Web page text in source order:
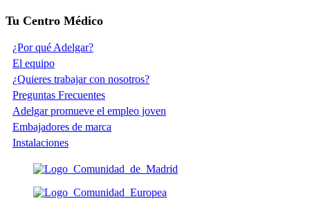
Tu Centro Médico
¿Por qué Adelgar?
El equipo
¿Quieres trabajar con nosotros?
Preguntas Frecuentes
Adelgar promueve el empleo joven
Embajadores de marca
Instalaciones